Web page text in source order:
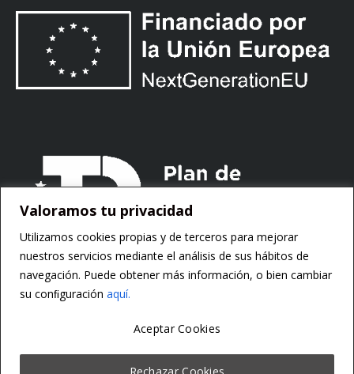
Valoramos tu privacidad
Utilizamos cookies propias y de terceros para mejorar
nuestros servicios mediante el análisis de sus hábitos de
navegación. Puede obtener más información, o bien cambiar
su conﬁguración aquí.
Rechazar Cookies
Aceptar Cookies